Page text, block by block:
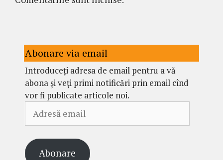
Abonare via email
Introduceți adresa de email pentru a vă
abona și veți primi notificări prin email cînd
vor fi publicate articole noi.
email
Abonare